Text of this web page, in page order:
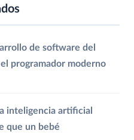
de software del
programador moderno
inteligencia artificial
que un bebé